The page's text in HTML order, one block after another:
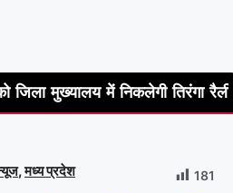
में निकलेगी तिरंगा रैली हर घर
,मध्य प्रदेश 181